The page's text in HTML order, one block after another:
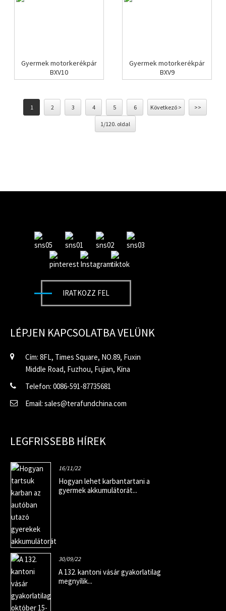
Gyermek motorkerékpár
BXV10
Gyermek motorkerékpár
BXV9
1 2 3 4 5 6 Következő > >>
1/120. oldal
IRATKOZZ FEL
LÉPJEN KAPCSOLATBA VELÜNK
Cím: 8FL, Times Square, NO.89, Fuxin
Middle Road, Fuzhou, Fujian, Kína
Telefon: 0086-591-87735681
Email: sales@terafundchina.com
LEGFRISSEBB HÍREK
16/11/22
Hogyan lehet karbantartani a
gyermek akkumulátorát...
30/09/22
A 132. kantoni vásár gyakorlatilag
megnyílik...